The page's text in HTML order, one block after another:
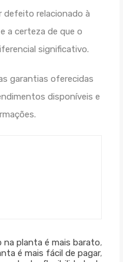
defeito relacionado à
a certeza de que o
significativo.
garantias oferecidas
disponíveis e
planta é mais barato,
é mais fácil de pagar,